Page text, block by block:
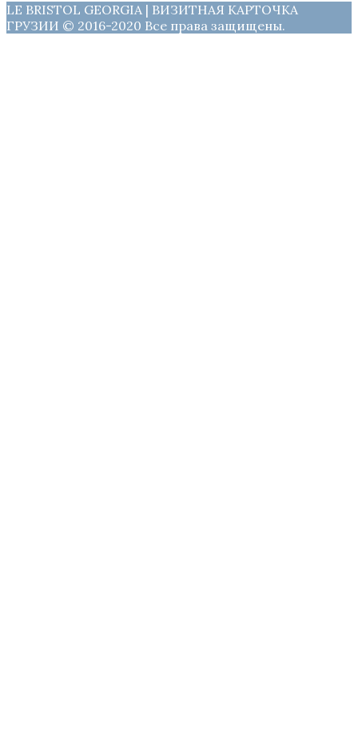
LE BRISTOL GEORGIA | ВИЗИТНАЯ КАРТОЧКА
ГРУЗИИ © 2016-2020 Все права защищены.